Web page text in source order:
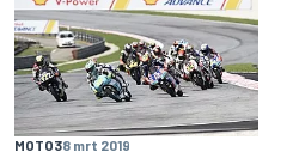
MOTO38 mrt 2019